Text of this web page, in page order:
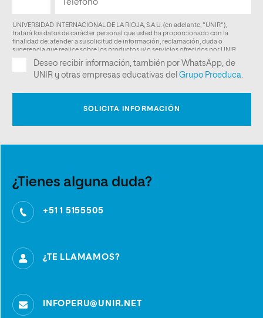
¿Tienes alguna duda?
+51 1 5155505
¿TE LLAMAMOS?
INFOPERU@UNIR.NET